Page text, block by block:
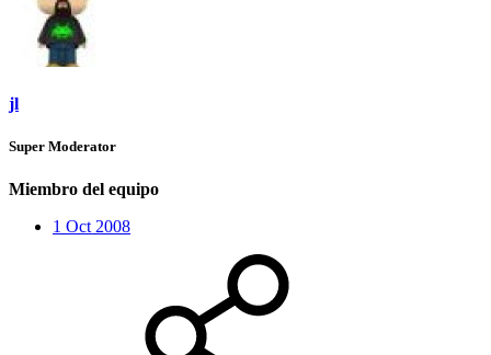
jl
Super Moderator
Miembro del equipo
1 Oct 2008